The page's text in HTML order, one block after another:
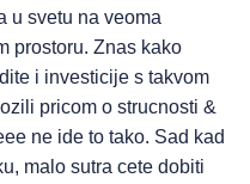
u svetu na veoma
prostoru. Znas kako
i investicije s takvom
pricom o strucnosti &
ne ide to tako. Sad kad
malo sutra cete dobiti